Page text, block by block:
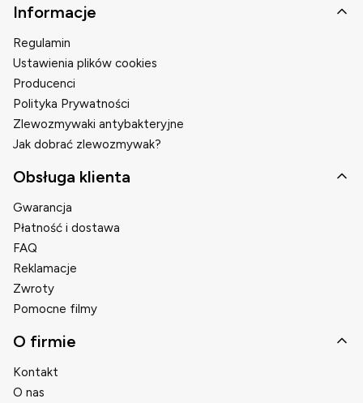
Linki w stopce
Informacje
Regulamin
Ustawienia plików cookies
Producenci
Polityka Prywatności
Zlewozmywaki antybakteryjne
Jak dobrać zlewozmywak?
Obsługa klienta
Gwarancja
Płatność i dostawa
FAQ
Reklamacje
Zwroty
Pomocne filmy
O firmie
Kontakt
O nas